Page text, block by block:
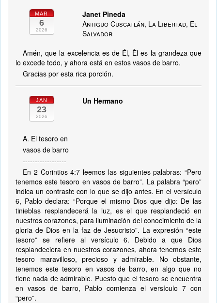
MAR
6
2026
Janet Pineda
Antiguo Cuscatlán, La Libertad, El
Salvador
Amén, que la excelencia es de Él, Èl es la grandeza que
lo excede todo, y ahora está en estos vasos de barro.
Gracias por esta rica porción.
JAN
23
2026
Un Hermano
A. El tesoro en
vasos de barro
------------------
En 2 Corintios 4:7 leemos las siguientes palabras: “Pero
tenemos este tesoro en vasos de barro”. La palabra “pero”
indica un contraste con lo que se dijo antes. En el versículo
6, Pablo declara: “Porque el mismo Dios que dijo: De las
tinieblas resplandecerá la luz, es el que resplandeció en
nuestros corazones, para iluminación del conocimiento de la
gloria de Dios en la faz de Jesucristo”. La expresión “este
tesoro” se refiere al versículo 6. Debido a que Dios
resplandeciera en nuestros corazones, ahora tenemos este
tesoro maravilloso, precioso y admirable. No obstante,
tenemos este tesoro en vasos de barro, en algo que no
tiene nada de admirable. Puesto que el tesoro se encuentra
en vasos de barro, Pablo comienza el versículo 7 con
“pero”.